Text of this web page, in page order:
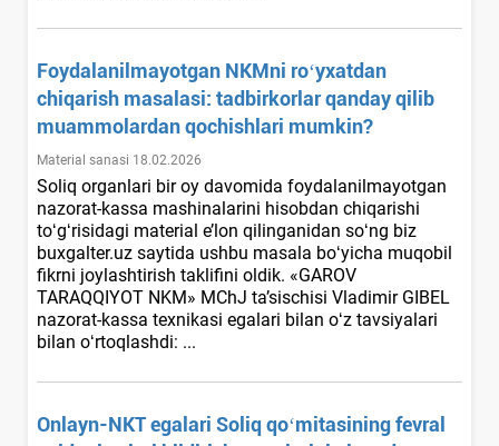
Foydalanilmayotgan NKMni roʻyхatdan
chiqarish masalasi: tadbirkorlar qanday qilib
muammolardan qochishlari mumkin?
Material sanasi 18.02.2026
Soliq organlari bir oy davomida foydalanilmayotgan
nazorat-kassa mashinalarini hisobdan chiqarishi
toʻgʻrisidagi material e’lon qilinganidan soʻng biz
buxgalter.uz saytida ushbu masala boʻyicha muqobil
fikrni joylashtirish taklifini oldik. «GAROV
TARAQQIYOT NKM» MChJ ta’sischisi Vladimir GIBEL
nazorat-kassa teхnikasi egalari bilan oʻz tavsiyalari
bilan oʻrtoqlashdi: ...
Onlayn-NKT egalari Soliq qoʻmitasining fevral